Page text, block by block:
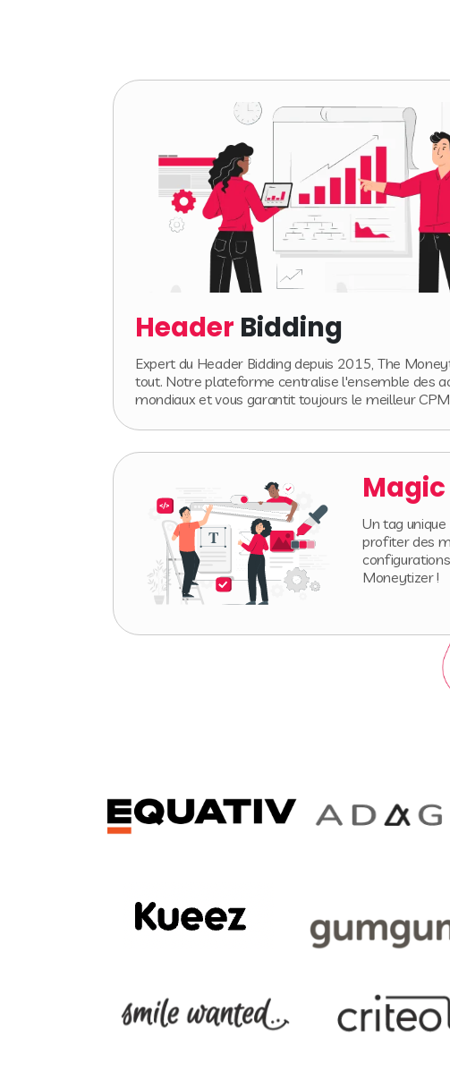
Header Bidding
Expert du Header Bidding depuis 2015, The
tout. Notre plateforme centralise l'ensemble des
mondiaux et vous garantit toujours le meilleur
Magic
Un tag
profiter des
Moneytizer !